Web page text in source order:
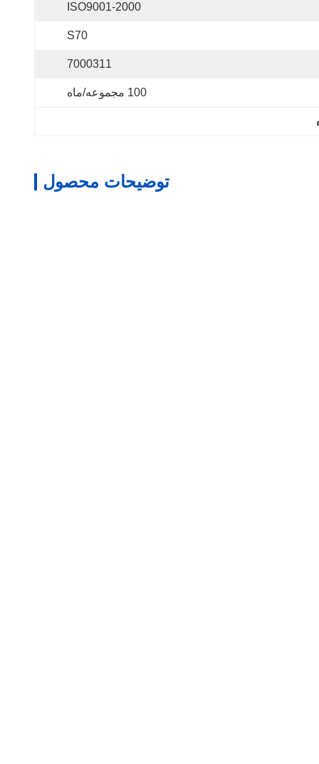
ISO9001-2000
S70
7000311
100 مجموعه/ماه
توضیحات محصول